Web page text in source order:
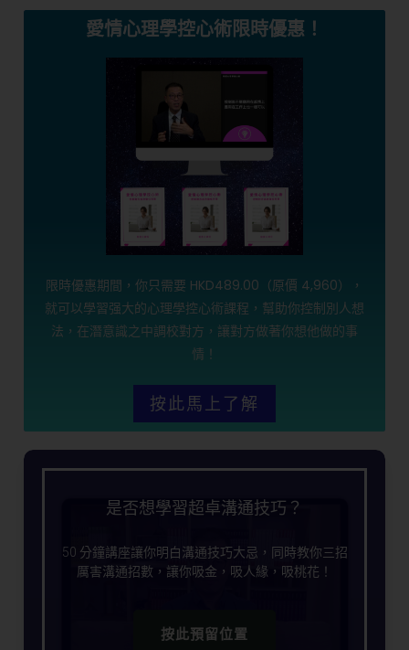
愛情心理學控心術限時優惠！
限時優惠期間，你只需要 HKD489.00（原價 4,960），
就可以學習强大的心理學控心術課程，幫助你控制別人想
法，在潛意識之中調校對方，讓對方做著你想他做的事
情！
按此馬上了解
是否想學習超卓溝通技巧？
50 分鐘講座讓你明白溝通技巧大忌，同時教你三招
厲害溝通招數，讓你吸金，吸人緣，吸桃花！
按此預留位置